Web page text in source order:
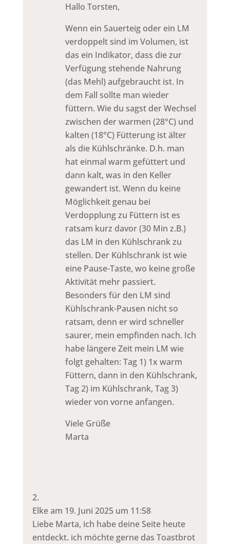
Hallo Torsten,
Wenn ein Sauerteig oder ein LM
verdoppelt sind im Volumen, ist
das ein Indikator, dass die zur
Verfügung stehende Nahrung
(das Mehl) aufgebraucht ist. In
dem Fall sollte man wieder
füttern. Wie du sagst der Wechsel
zwischen der warmen (28°C) und
kalten (18°C) Fütterung ist älter
als die Kühlschränke. D.h. man
hat einmal warm gefüttert und
dann kalt, was in den Keller
gewandert ist. Wenn du keine
Möglichkeit genau bei
Verdopplung zu Füttern ist es
ratsam kurz davor (30 Min z.B.)
das LM in den Kühlschrank zu
stellen. Der Kühlschrank ist wie
eine Pause-Taste, wo keine große
Aktivität mehr passiert.
Besonders für den LM sind
Kühlschrank-Pausen nicht so
ratsam, denn er wird schneller
saurer, mein empfinden nach. Ich
habe längere Zeit mein LM wie
folgt gehalten: Tag 1) 1x warm
Füttern, dann in den Kühlschrank,
Tag 2) im Kühlschrank, Tag 3)
wieder von vorne anfangen.
Viele Grüße
Marta
Elkeam 19. Juni 2025 um 11:58
Liebe Marta, ich habe deine Seite heute
entdeckt. ich möchte gerne das Toastbrot